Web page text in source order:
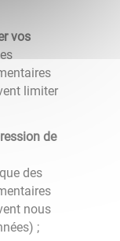
vos
limiter
de
des
nous
;